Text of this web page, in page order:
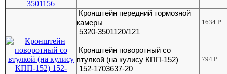
Кронштейн передний тормозной
камеры
5320-3501120/121
1634₽
Кронштейн поворотный со
втулкой (на кулису КПП-152)
152-1703637-20
794₽